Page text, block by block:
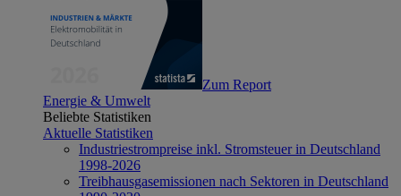
Zum Report
Energie & Umwelt
Beliebte Statistiken
Aktuelle Statistiken
Industriestrompreise inkl. Stromsteuer in Deutschland
1998-2026
Treibhausgasemissionen nach Sektoren in Deutschland